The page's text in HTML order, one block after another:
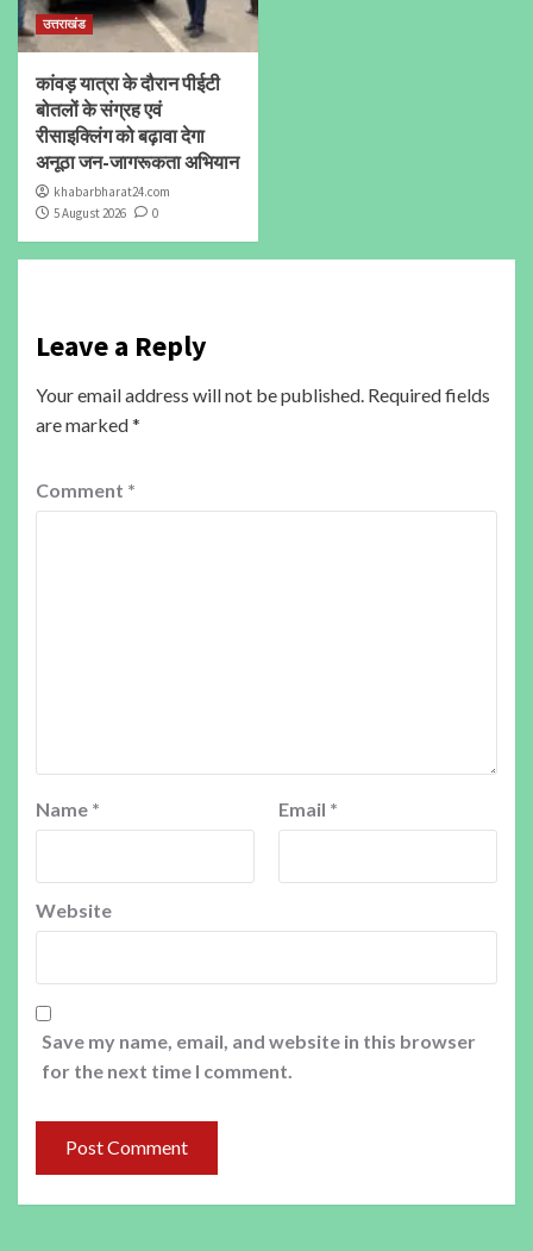
उत्तराखंड
कांवड़ यात्रा के दौरान पीईटी
बोतलों के संग्रह एवं
रीसाइक्लिंग को बढ़ावा देगा
अनूठा जन-जागरूकता अभियान
khabarbharat24.com
5 August 2026
0
Leave a Reply
Your email address will not be published. Required fields
are marked*
Comment *
Name * Email *
Website
Save my name, email, and website in this browser
for the next time I comment.